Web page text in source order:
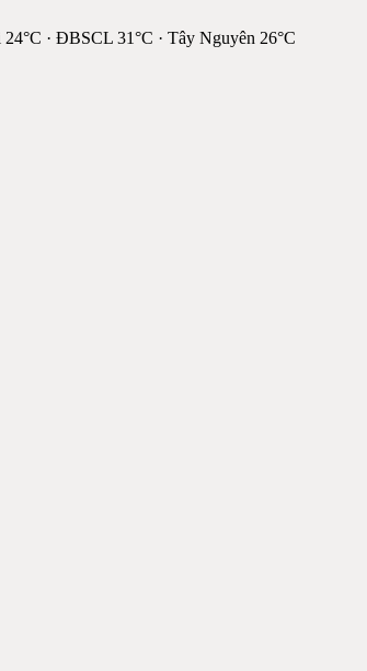
· ĐBSCL 31°C · Tây Nguyên 26°C